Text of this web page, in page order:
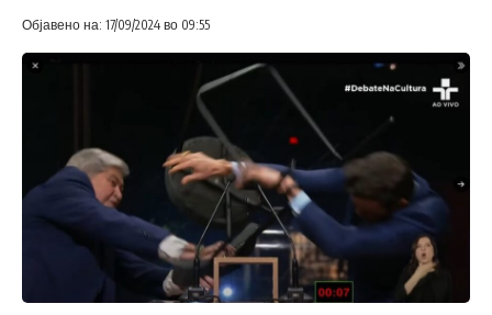
Објавено на: 17/09/2024 во 09:55